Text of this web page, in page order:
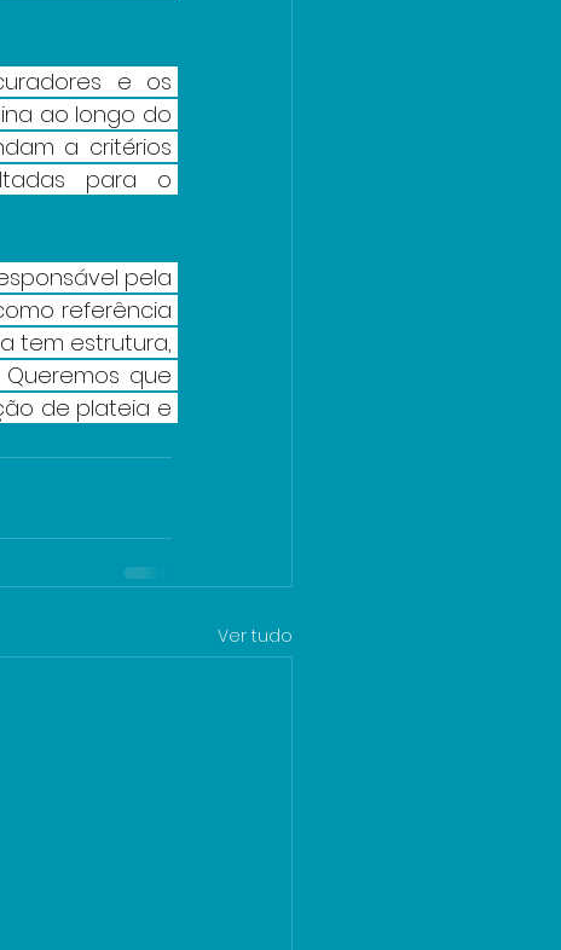
e os
ao longo do
a critérios
para o
pela
referência
tem estrutura,
que
de plateia e
Ver tudo